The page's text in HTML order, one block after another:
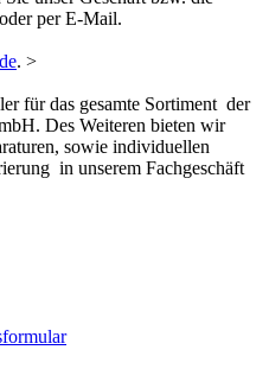
per E-Mail.
. >
für das gesamte Sortiment der
Des Weiteren bieten wir
sowie individuellen
in unserem Fachgeschäft